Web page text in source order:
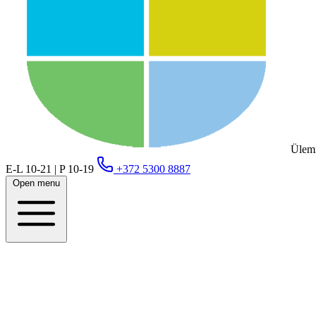
E-L 10-21 | P 10-19
+372 5300 8887
Open menu